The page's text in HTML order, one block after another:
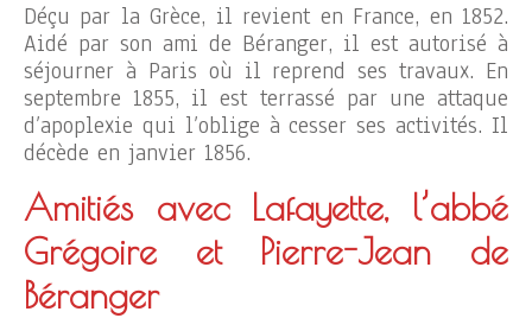
Déçu par la Grèce, il revient en France, en 1852.
Aidé par son ami de Béranger, il est autorisé à
séjourner à Paris où il reprend ses travaux. En
septembre 1855, il est terrassé par une attaque
d’apoplexie qui l’oblige à cesser ses activités. Il
décède en janvier 1856.
Amitiés avec Lafayette, l’abbé
Grégoire et Pierre-Jean de
Béranger